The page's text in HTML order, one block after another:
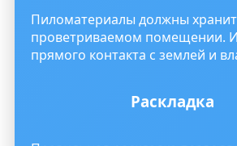
Пиломатериалы должны
проветриваемом помещении.
прямого контакта с землей и
Раскладка